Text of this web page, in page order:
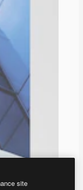
site